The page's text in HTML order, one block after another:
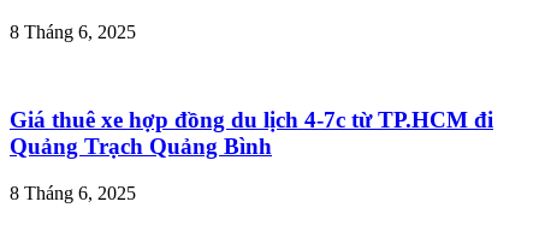
8 Tháng 6, 2025
Giá thuê xe hợp đồng du lịch 4-7c từ TP.HCM đi
Quảng Trạch Quảng Bình
8 Tháng 6, 2025